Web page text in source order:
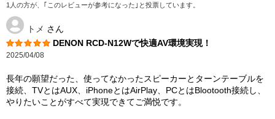
1人の方が、｢このレビューが参考になった｣と投票しています。
トメ さん
DENON RCD-N12Wで快適AV環境実現！
2025/04/08
長年の願望だった、使ってなかったスピーカーとターンテーブルを
接続、TVとはAUX、iPhoneとはAirPlay、PCとはBlootooth接続し、
やりたいことがすべて実現できてご満悦です。